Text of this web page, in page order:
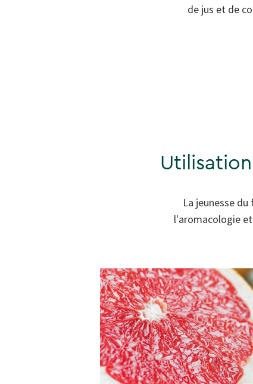
de jus et de
La jeunesse
l'aromacologie